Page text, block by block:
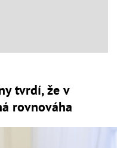
tvrdí, že v
rovnováha